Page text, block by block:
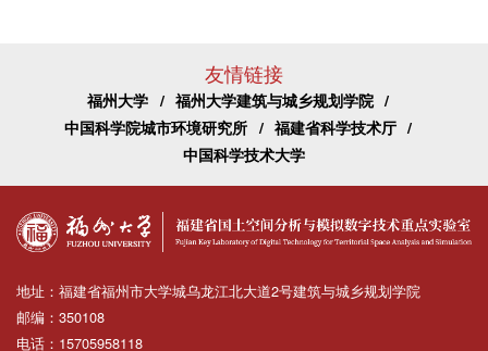
友情链接
福州大学 / 福州大学建筑与城乡规划学院 /
中国科学院城市环境研究所 / 福建省科学技术厅 /
中国科学技术大学
地址：福建省福州市大学城乌龙江北大道2号建筑与城乡规划学院
邮编：350108
电话：15705958118